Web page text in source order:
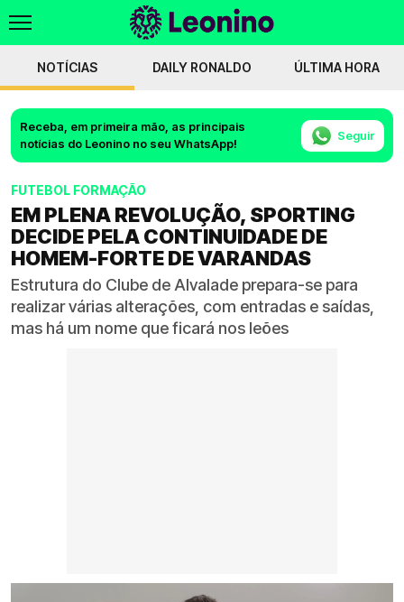
NOTÍCIAS DAILY RONALDO ÚLTIMA HORA
Receba, em primeira mão, as principais
notícias do Leonino no seu WhatsApp!
Seguir
FUTEBOL FORMAÇÃO
EM PLENA REVOLUÇÃO, SPORTING
DECIDE PELA CONTINUIDADE DE
HOMEM-FORTE DE VARANDAS
Estrutura do Clube de Alvalade prepara-se para
realizar várias alterações, com entradas e saídas,
mas há um nome que ficará nos leões